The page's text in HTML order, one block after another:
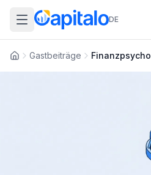
DE
Gastbeiträge